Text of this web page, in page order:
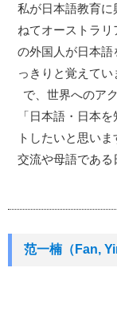
私が日本語教育
ねてオーストラ
の外国人が日本
っきりと覚えて
で、世界へのア
「日本語・日本
トしたいと思い
交流や母語であ
范一楠（Fan,